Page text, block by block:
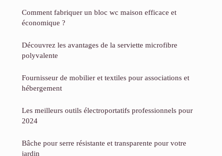
Comment fabriquer un bloc wc maison efficace et
économique ?
Découvrez les avantages de la serviette microfibre
polyvalente
Fournisseur de mobilier et textiles pour associations et
hébergement
Les meilleurs outils électroportatifs professionnels pour
2024
Bâche pour serre résistante et transparente pour votre
jardin